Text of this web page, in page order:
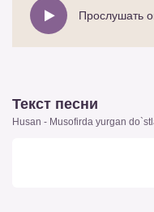
Текст песни
Husan - Musofirda yurgan